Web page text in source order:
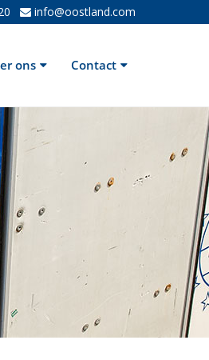
info@oostland.com
ons Contact